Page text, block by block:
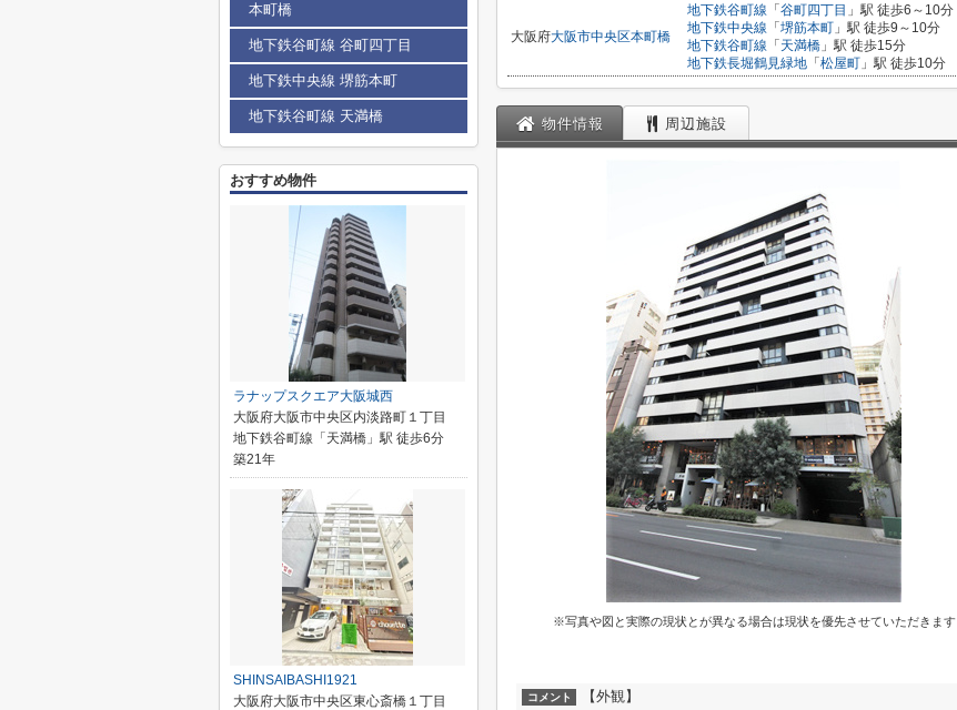
大阪府大阪市中央区本町橋
地下鉄谷町線 「 谷町四丁目 」駅 徒歩6～10分
地下鉄中央線 「 堺筋本町 」駅 徒歩9～10分
地下鉄谷町線 「 天満橋 」駅 徒歩15分
地下鉄長堀鶴見緑地 「 松屋町 」駅 徒歩10分
物件情報 周辺施設
※写真や図と実際の現状とが異なる場合は現状を優先させていただきます
コメント 【外観】
本町橋
地下鉄谷町線 谷町四丁目
地下鉄中央線 堺筋本町
地下鉄谷町線 天満橋
おすすめ物件
ラナップスクエア大阪城西
大阪府大阪市中央区内淡路町１丁目
地下鉄谷町線「天満橋」駅 徒歩6分
築21年
SHINSAIBASHI1921
大阪府大阪市中央区東心斎橋１丁目